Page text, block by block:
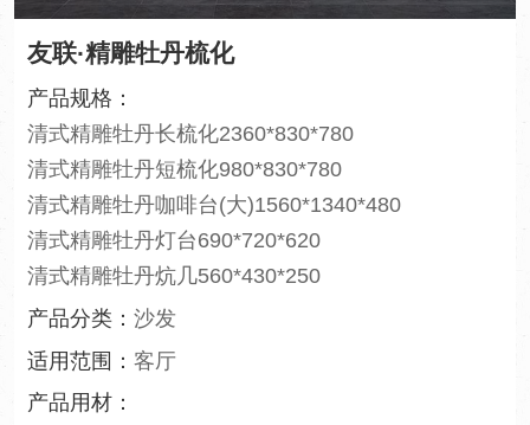
友联·精雕牡丹梳化
产品规格：
清式精雕牡丹长梳化2360*830*780
清式精雕牡丹短梳化980*830*780
清式精雕牡丹咖啡台(大)1560*1340*480
清式精雕牡丹灯台690*720*620
清式精雕牡丹炕几560*430*250
产品分类： 沙发
适用范围： 客厅
产品用材：